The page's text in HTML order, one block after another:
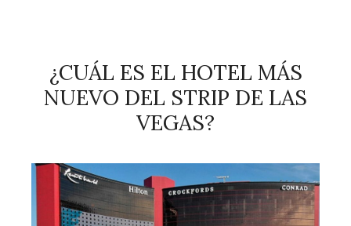
¿CUÁL ES EL HOTEL MÁS
NUEVO DEL STRIP DE LAS
VEGAS?